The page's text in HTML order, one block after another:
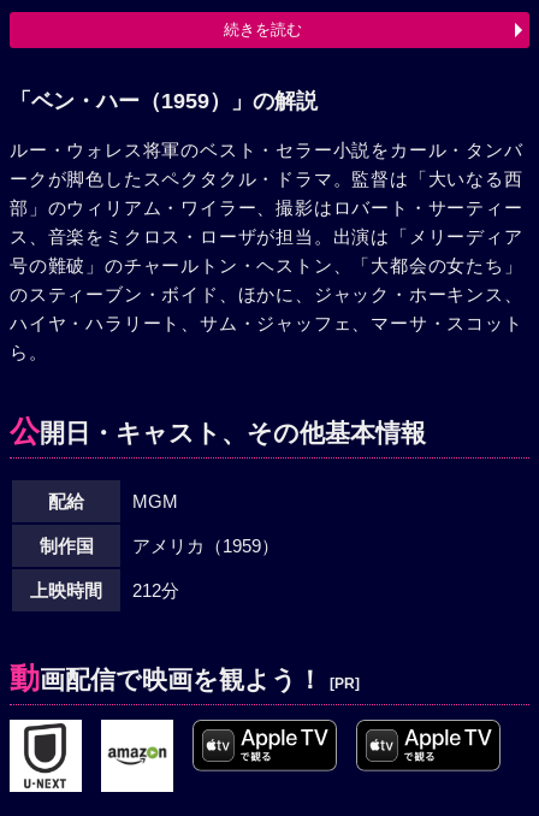
いたサイモニデスとその娘エスター（ハイヤ・ハラリート）
にめぐり合った。エスターは、ライの谷へ送られていくベ
地下牢で死んだと告げた。ベン・ハーは2人の仇を討つこと
ったメッセラは母と妹はライの谷にいるとベン・ハーに言っ
た。早速彼は母と妹を迎えた。途中、十字架を負って刑場に
向かうキリストを見送った。砂漠で水を恵んでくれた人だ。
今度はバン・ハーが1杯の水を捧げた。その行列を見守った
母と妹は、病いが奇蹟的にいえた。
続きを読む
「ベン・ハー（1959）」の解説
ルー・ウォレス将軍のベスト・セラー小説をカール・タンバ
ークが脚色したスペクタクル・ドラマ。監督は「大いなる西
部」のウィリアム・ワイラー、撮影はロバート・サーティー
ス、音楽をミクロス・ローザが担当。出演は「メリーディア
号の難破」のチャールトン・ヘストン、「大都会の女たち」
のスティーブン・ボイド、ほかに、ジャック・ホーキンス、
ハイヤ・ハラリート、サム・ジャッフェ、マーサ・スコット
ら。
公開日・キャスト、その他基本情報
配給 MGM
制作国 アメリカ（1959）
上映時間 212分
動画配信で映画を観よう！ [PR]